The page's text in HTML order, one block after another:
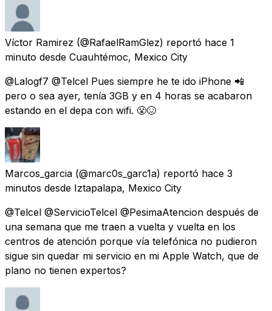
Víctor Ramirez (@RafaelRamGlez) reportó hace 1
minuto desde Cuauhtémoc, Mexico City
@Lalogf7 @Telcel Pues siempre he te ido iPhone 📲
pero o sea ayer, tenía 3GB y en 4 horas se acabaron
estando en el depa con wifi. 😤😖
Marcos_garcia (@marc0s_garc1a) reportó hace 3
minutos desde Iztapalapa, Mexico City
@Telcel @ServicioTelcel @PesimaAtencion después de
una semana que me traen a vuelta y vuelta en los
centros de atención porque vía telefónica no pudieron
sigue sin quedar mi servicio en mi Apple Watch, que de
plano no tienen expertos?